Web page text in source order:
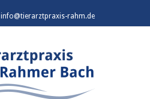
info@tierarztpraxis-rahm.de